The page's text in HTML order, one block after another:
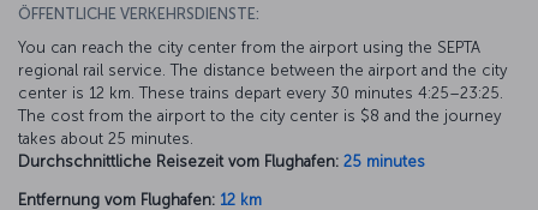
ÖFFENTLICHE VERKEHRSDIENSTE:
You can reach the city center from the airport using the SEPTA
regional rail service. The distance between the airport and the city
center is 12 km. These trains depart every 30 minutes 4:25–23:25.
The cost from the airport to the city center is $8 and the journey
takes about 25 minutes.
Durchschnittliche Reisezeit vom Flughafen: 25 minutes
Entfernung vom Flughafen: 12 km